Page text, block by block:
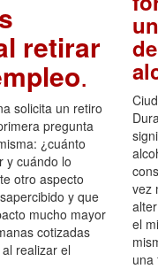
retirar
.
solicita un retiro
pregunta
¿cuánto
y cuándo lo
otro aspecto
y que
mucho mayor
cotizadas
realizar el
vez
el
una